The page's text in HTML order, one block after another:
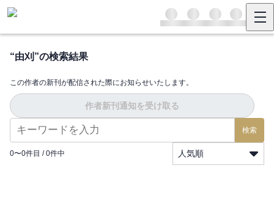
“由刈 ”の検索結果
この作者の新刊が配信された際にお知らせいたします。
作者新刊通知を受け取る
検索
0〜0件目 / 0件中 人気順